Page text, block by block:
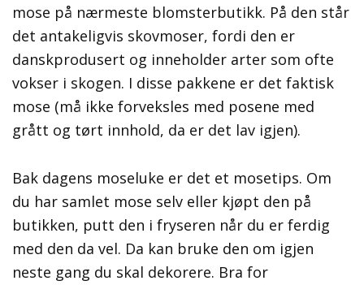
mose på nærmeste blomsterbutikk. På den står
det antakeligvis skovmoser, fordi den er
danskprodusert og inneholder arter som ofte
vokser i skogen. I disse pakkene er det faktisk
mose (må ikke forveksles med posene med
grått og tørt innhold, da er det lav igjen).
Bak dagens moseluke er det et mosetips. Om
du har samlet mose selv eller kjøpt den på
butikken, putt den i fryseren når du er ferdig
med den da vel. Da kan bruke den om igjen
neste gang du skal dekorere. Bra for